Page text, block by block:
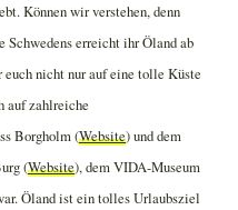
Können wir verstehen, denn
erreicht ihr Öland ab
nicht nur auf eine tolle Küste
auf zahlreiche
Borgholm (Website) und dem
(Website), dem VIDA-Museum
Öland ist ein tolles Urlaubsziel